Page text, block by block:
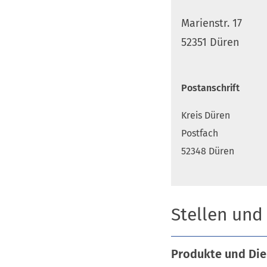
Marienstr. 17
52351 Düren
Postanschrift
Kreis Düren
Postfach
52348 Düren
Stellen
Produkte und